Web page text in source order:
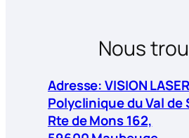
Nous
Adresse: VISION
Polyclinique du Val de
Rte de Mons 162,